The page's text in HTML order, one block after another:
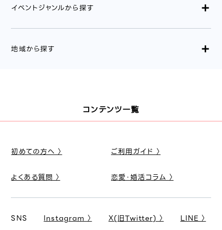
イベントジャンルから探す
地域から探す
コンテンツ一覧
初めての方へ 〉 ご利用ガイド 〉
よくある質問 〉 恋愛・婚活コラム 〉
SNS Instagram 〉 X(旧Twitter) 〉 LINE 〉